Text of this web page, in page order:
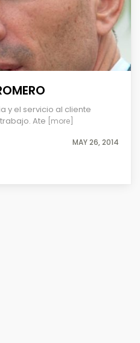
y el servicio al cliente
Ate [more]
MAY 26, 2014